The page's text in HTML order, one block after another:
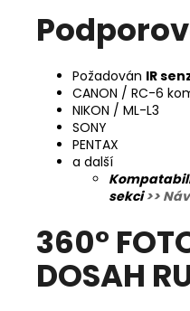
Požadován IR
CANON / RC-6
NIKON / ML-L3
SONY
PENTAX
a další
sekci>>
360°
DOSAH